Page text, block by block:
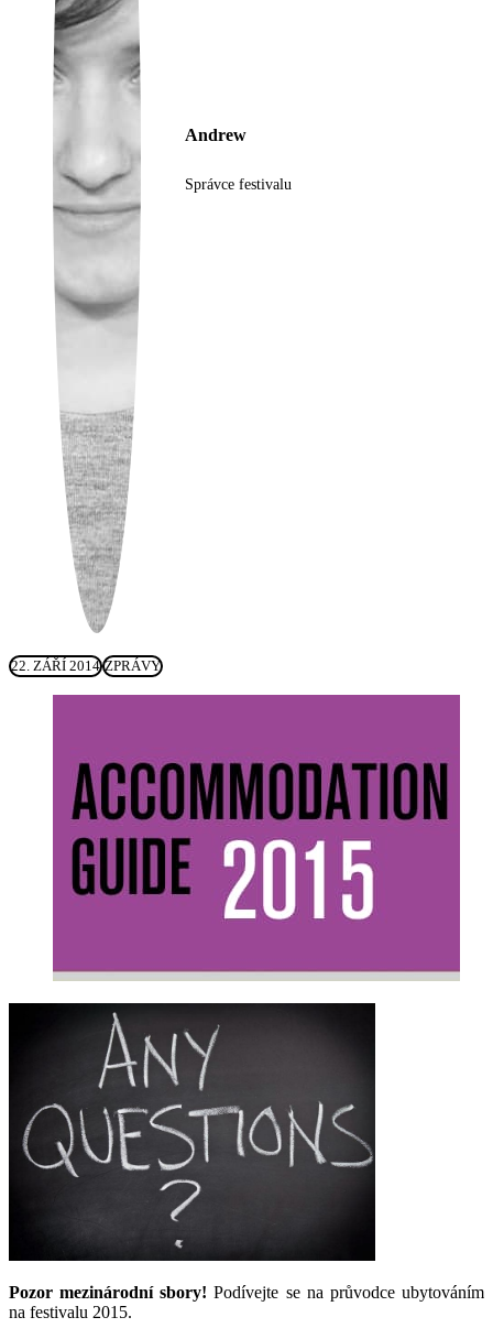
Ukrainian
Andrew
Správce festivalu
22. ZÁŘÍ 2014 ZPRÁVY
Pozor mezinárodní sbory! Podívejte se na průvodce ubytováním
na festivalu 2015.